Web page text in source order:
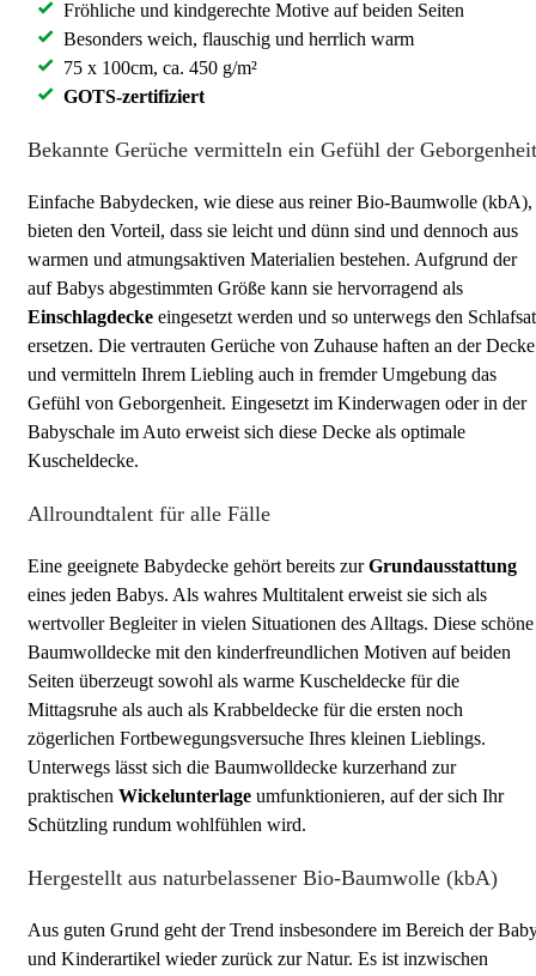
Fröhliche und kindgerechte Motive auf beiden Seiten
Besonders weich, flauschig und herrlich warm
75 x 100cm, ca. 450 g/m²
GOTS-zertifiziert
Bekannte Gerüche vermitteln ein Gefühl der Geborgenheit
Einfache Babydecken, wie diese aus reiner Bio-Baumwolle (kbA),
bieten den Vorteil, dass sie leicht und dünn sind und dennoch aus
warmen und atmungsaktiven Materialien bestehen. Aufgrund der
auf Babys abgestimmten Größe kann sie hervorragend als
Einschlagdecke eingesetzt werden und so unterwegs den
ersetzen. Die vertrauten Gerüche von Zuhause haften an der Decke
und vermitteln Ihrem Liebling auch in fremder Umgebung das
Gefühl von Geborgenheit. Eingesetzt im Kinderwagen oder in der
Babyschale im Auto erweist sich diese Decke als optimale
Kuscheldecke.
Allroundtalent für alle Fälle
Eine geeignete Babydecke gehört bereits zurGrundausstattung
eines jeden Babys. Als wahres Multitalent erweist sie sich als
wertvoller Begleiter in vielen Situationen des Alltags. Diese schöne
Baumwolldecke mit den kinderfreundlichen Motiven auf beiden
Seiten überzeugt sowohl als warme Kuscheldecke für die
Mittagsruhe als auch als Krabbeldecke für die ersten noch
zögerlichen Fortbewegungsversuche Ihres kleinen Lieblings.
Unterwegs lässt sich die Baumwolldecke kurzerhand zur
praktischen Wickelunterlage umfunktionieren, auf der sich Ihr
Schützling rundum wohlfühlen wird.
Hergestellt aus naturbelassener Bio-Baumwolle (kbA)
Aus guten Grund geht der Trend insbesondere im Bereich der
und Kinderartikel wieder zurück zur Natur. Es ist inzwischen